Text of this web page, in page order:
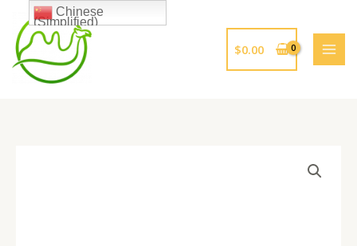
$0.00
Chinese
(Simplified)